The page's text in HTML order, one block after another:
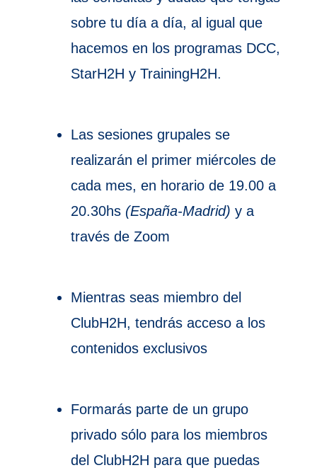
sobre tu día a día, al igual que
hacemos en los programas DCC,
StarH2H y TrainingH2H.
Las sesiones grupales se
realizarán el primer miércoles de
cada mes, en horario de 19.00 a
20.30hs (España-Madrid) y a
través de Zoom
Mientras seas miembro del
ClubH2H, tendrás acceso a los
contenidos exclusivos
Formarás parte de un grupo
privado sólo para los miembros
del ClubH2H para que puedas